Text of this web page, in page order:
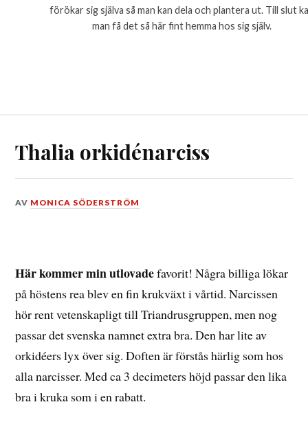
förökar sig själva så man kan dela och plantera ut. Till slut
man få det så här fint hemma hos sig själv.
Thalia orkidénarciss
DEN
AV MONICA SÖDERSTRÖM
Här kommer min utlovadefavorit! Några billiga lökar
på höstens rea blev en fin krukväxt i vårtid. Narcissen
hör rent vetenskapligt till Triandrusgruppen, men nog
passar det svenska namnet extra bra. Den har lite av
orkidéers lyx över sig. Doften är förstås härlig som hos
alla narcisser. Med ca 3 decimeters höjd passar den lika
bra i kruka som i en rabatt.